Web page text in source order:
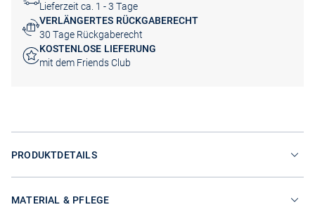
Lieferzeit ca. 1 - 3 Tage
VERLÄNGERTES RÜCKGABERECHT
30 Tage Rückgaberecht
KOSTENLOSE LIEFERUNG
mit dem Friends Club
PRODUKTDETAILS
MATERIAL & PFLEGE